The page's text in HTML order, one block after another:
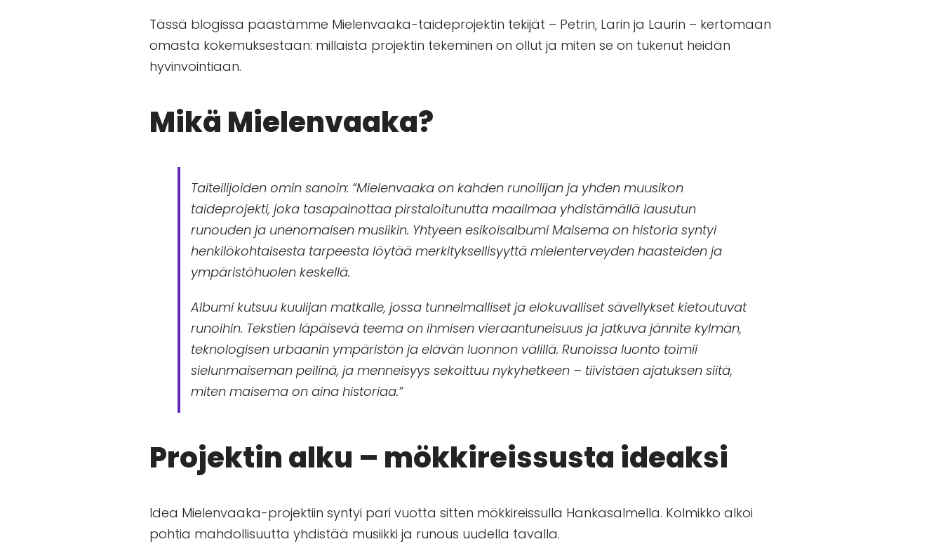
Tässä blogissa päästämme Mielenvaaka-taideprojektin tekijät – Petrin, Larin ja Laurin – kertomaan
omasta kokemuksestaan: millaista projektin tekeminen on ollut ja miten se on tukenut heidän
hyvinvointiaan.
Mikä Mielenvaaka?
Taiteilijoiden omin sanoin: “Mielenvaaka on kahden runoilijan ja yhden muusikon
taideprojekti, joka tasapainottaa pirstaloitunutta maailmaa yhdistämällä lausutun
runouden ja unenomaisen musiikin. Yhtyeen esikoisalbumi Maisema on historia syntyi
henkilökohtaisesta tarpeesta löytää merkityksellisyyttä mielenterveyden haasteiden ja
ympäristöhuolen keskellä.
Albumi kutsuu kuulijan matkalle, jossa tunnelmalliset ja elokuvalliset sävellykset kietoutuvat
runoihin. Tekstien läpäisevä teema on ihmisen vieraantuneisuus ja jatkuva jännite kylmän,
teknologisen urbaanin ympäristön ja elävän luonnon välillä. Runoissa luonto toimii
sielunmaiseman peilinä, ja menneisyys sekoittuu nykyhetkeen – tiivistäen ajatuksen siitä,
miten maisema on aina historiaa.”
Projektin alku – mökkireissusta ideaksi
Idea Mielenvaaka-projektiin syntyi pari vuotta sitten mökkireissulla Hankasalmella. Kolmikko alkoi
pohtia mahdollisuutta yhdistää musiikki ja runous uudella tavalla.